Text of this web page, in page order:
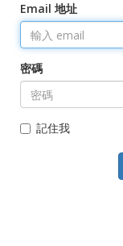
Email 地址
密碼
記住我